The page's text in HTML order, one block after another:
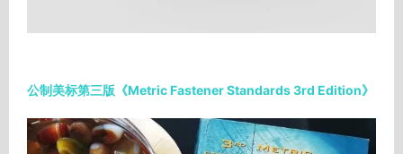
公制美标第三版《Metric Fastener Standards 3rd Edition》